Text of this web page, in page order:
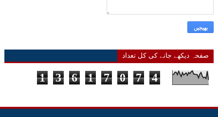
صفحہ دیکھے جانے کی کل تعداد
1 3 6 1 7 0 7 4